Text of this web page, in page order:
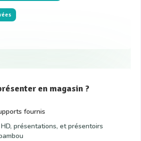
en magasin ?
fournis
présentations, et présentoirs